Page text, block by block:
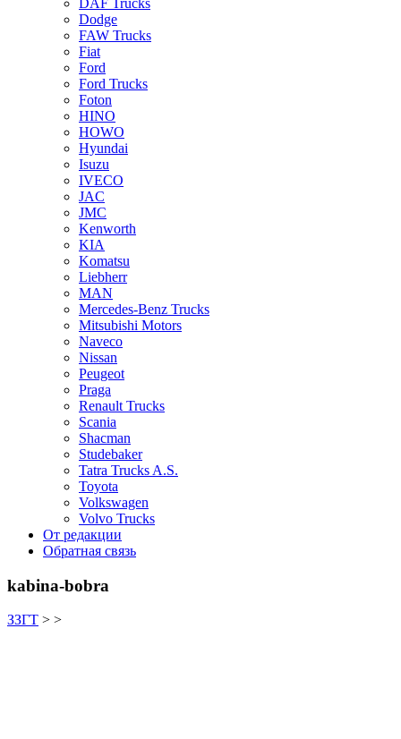
DAF Trucks
Dodge
FAW Trucks
Fiat
Ford
Ford Trucks
Foton
HINO
HOWO
Hyundai
Isuzu
IVECO
JAC
JMC
Kenworth
KIA
Komatsu
Liebherr
MAN
Mercedes-Benz Trucks
Mitsubishi Motors
Naveco
Nissan
Peugeot
Praga
Renault Trucks
Scania
Shacman
Studebaker
Tatra Trucks A.S.
Toyota
Volkswagen
Volvo Trucks
От редакции
Обратная связь
kabina-bobra
ЗЗГТ > >